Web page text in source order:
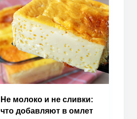
Не молоко и не сливки:
что добавляют в омлет